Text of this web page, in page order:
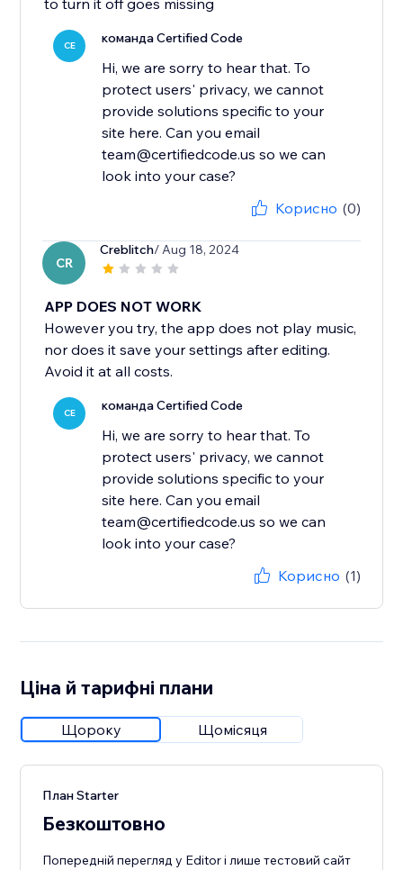
to turn it off goes missing
CE команда Certified Code
Hi, we are sorry to hear that. To
protect users' privacy, we cannot
provide solutions specific to your
site here. Can you email
team@certifiedcode.us so we can
look into your case?
Корисно (0)
CR
Creblitch/ Aug 18, 2024
APP DOES NOT WORK
However you try, the app does not play music,
nor does it save your settings after editing.
Avoid it at all costs.
CE команда Certified Code
Hi, we are sorry to hear that. To
protect users' privacy, we cannot
provide solutions specific to your
site here. Can you email
team@certifiedcode.us so we can
look into your case?
Корисно (1)
Ціна й тарифні плани
Щороку Щомісяця
План Starter
Безкоштовно
Попередній перегляд у Editor і лише тестовий сайт